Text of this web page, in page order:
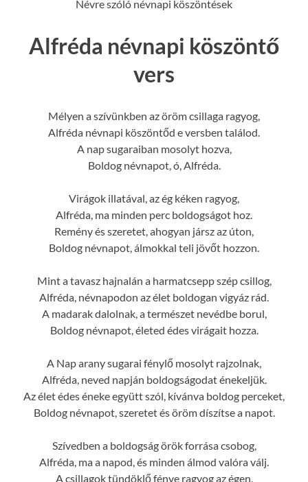
Névre szóló névnapi köszöntések
Alfréda névnapi köszöntő
vers
Mélyen a szívünkben az öröm csillaga ragyog,
Alfréda névnapi köszöntőd e versben találod.
A nap sugaraiban mosolyt hozva,
Boldog névnapot, ó, Alfréda.
Virágok illatával, az ég kéken ragyog,
Alfréda, ma minden perc boldogságot hoz.
Remény és szeretet, ahogyan jársz az úton,
Boldog névnapot, álmokkal teli jövőt hozzon.
Mint a tavasz hajnalán a harmatcsepp szép csillog,
Alfréda, névnapodon az élet boldogan vigyáz rád.
A madarak dalolnak, a természet nevédbe borul,
Boldog névnapot, életed édes virágait hozza.
A Nap arany sugarai fénylő mosolyt rajzolnak,
Alfréda, neved napján boldogságodat énekeljük.
Az élet édes éneke együtt szól, kívánva boldog perceket,
Boldog névnapot, szeretet és öröm díszítse a napot.
Szívedben a boldogság örök forrása csobog,
Alfréda, ma a napod, és minden álmod valóra válj.
A csillagok tündöklő fénye ragyog az égen,